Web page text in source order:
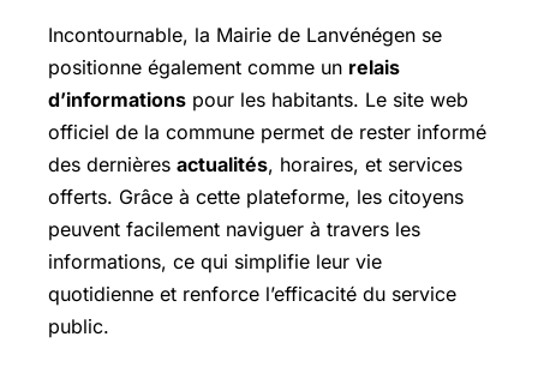
Incontournable, la Mairie de Lanvénégen se
positionne également comme un relais
d’informations pour les habitants. Le site web
officiel de la commune permet de rester informé
des dernières actualités, horaires, et services
offerts. Grâce à cette plateforme, les citoyens
peuvent facilement naviguer à travers les
informations, ce qui simplifie leur vie
quotidienne et renforce l’efficacité du service
public.